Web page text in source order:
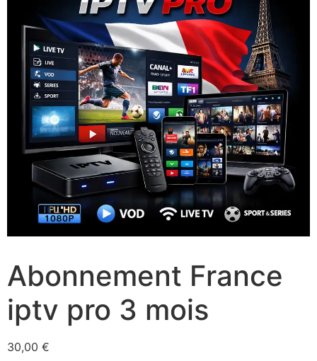
Abonnement France
iptv pro 3 mois
30,00 €